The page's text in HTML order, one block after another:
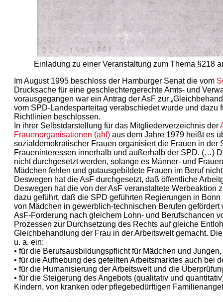
Einladung zu einer Veranstaltung zum Thema §218
Im August 1995 beschloss der Hamburger Senat die vom
Drucksache für eine geschlechtergerechte Amts- und
vorausgegangen war ein Antrag der AsF zur
vom SPD-Landesparteitag verabschiedet wurde und dazu
Richtlinien beschlossen.
In ihrer Selbstdarstellung für das Mitgliederverzeichnis der
Frauenorganisationen (ahf) aus dem Jahre 1979 heißt es
sozialdemokratischer Frauen organisiert die Frauen in der
Fraueninteressen innerhalb und außerhalb der SPD. (…)
nicht durchgesetzt werden, solange es Männer- und
Mädchen fehlen und gutausgebildete Frauen im Beruf
Deswegen hat die AsF durchgesetzt, daß öffentliche
Deswegen hat die von der AsF veranstaltete Werbeaktion
dazu geführt, daß die SPD geführten Regierungen in
von Mädchen in gewerblich-technischen Berufen
AsF-Forderung nach gleichem Lohn- und Berufschancen
Prozessen zur Durchsetzung des Rechts auf gleiche
Gleichbehandlung der Frau in der Arbeitswelt gemacht.
u. a. ein:
• für die Berufsausbildungspflicht für Mädchen und Jungen,
• für die Aufhebung des geteilten Arbeitsmarktes auch bei
• für die Humanisierung der Arbeitswelt und die
• für die Steigerung des Angebots (qualitativ und
Kindern, von kranken oder pflegebedürftigen